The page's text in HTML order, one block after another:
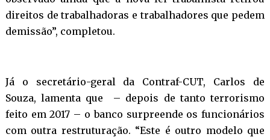
direitos de trabalhadoras e trabalhadores que pedem
demissão”, completou.
Já o secretário-geral da Contraf-CUT, Carlos de
Souza, lamenta que – depois de tanto terrorismo
feito em 2017 – o banco surpreende os funcionários
com outra restruturação. “Este é outro modelo que